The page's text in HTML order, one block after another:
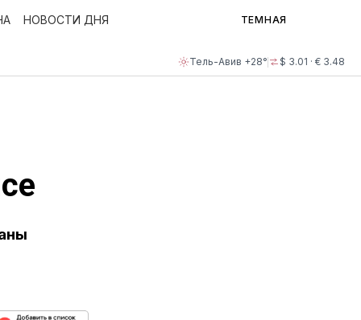
Тель-Авив +28° $ 3.01 · € 3.48
НОВОСТИ ДНЯ ТЕМНАЯ